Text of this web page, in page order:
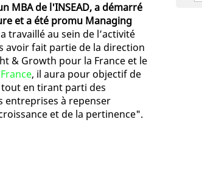
MBA de l'INSEAD, a démarré
et a été promu Managing
travaillé au sein de l’activité
avoir fait partie de la direction
& Growth pour la France et le
, il aura pour objectif de
tout en tirant parti des
entreprises à repenser
et de la pertinence".